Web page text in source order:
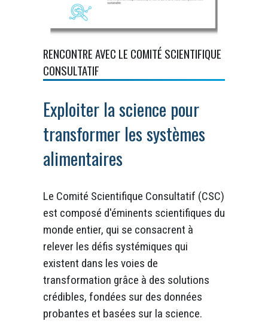
RENCONTRE AVEC LE COMITÉ SCIENTIFIQUE
CONSULTATIF
Exploiter la science pour
transformer les systèmes
alimentaires
Le Comité Scientifique Consultatif (CSC)
est composé d'éminents scientifiques du
monde entier, qui se consacrent à
relever les défis systémiques qui
existent dans les voies de
transformation grâce à des solutions
crédibles, fondées sur des données
probantes et basées sur la science.